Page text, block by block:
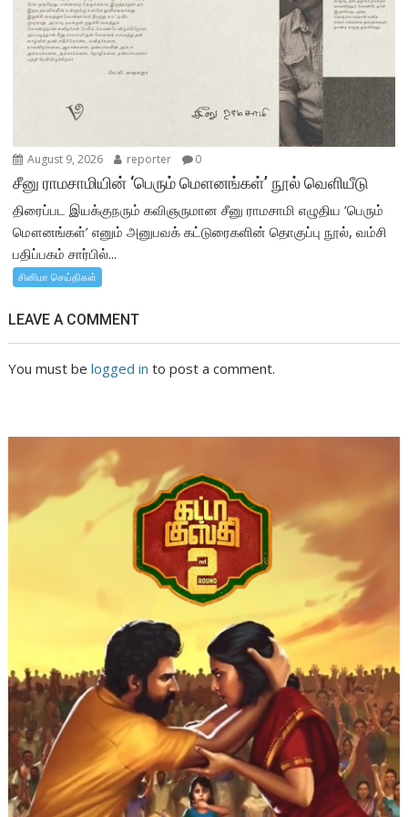
August 9, 2026 reporter 0
சீனு ராமசாமியின் ‘பெரும் மௌனங்கள்’ நூல் வெளியீடு
திரைப்பட இயக்குநரும் கவிஞருமான சீனு ராமசாமி எழுதிய ‘பெரும்
மௌனங்கள்’ எனும் அனுபவக் கட்டுரைகளின் தொகுப்பு நூல், வம்சி
பதிப்பகம் சார்பில்...
சினிமா செய்திகள்
LEAVE A COMMENT
You must belogged in to post a comment.